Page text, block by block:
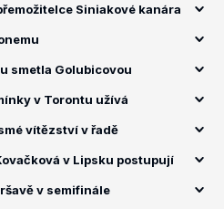
Siniakové kanára
smetla Golubicovou
v Torontu užívá
vítězství v řadě
v Lipsku postupují
v semifinále